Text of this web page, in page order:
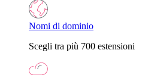
Nomi di dominio
Scegli tra più 700 estensioni